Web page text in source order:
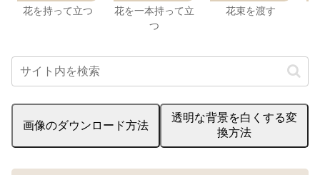
花を持って立つ
花を一本持って立
つ
花束を渡す
画像のダウンロード方法
透明な背景を白くする変
換方法